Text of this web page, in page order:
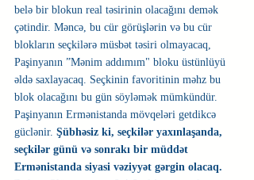
belə bir blokun real təsirinin olacağını demək
çətindir. Məncə, bu cür görüşlərin və bu cür
blokların seçkilərə müsbət təsiri olmayacaq,
Paşinyanın ”Mənim addımım" bloku üstünlüyü
əldə saxlayacaq. Seçkinin favoritinin məhz bu
blok olacağını bu gün söyləmək mümkündür.
Paşinyanın Ermənistanda mövqeləri getdikcə
güclənir. Şübhəsiz ki, seçkilər yaxınlaşanda,
seçkilər günü və sonrakı bir müddət
Ermənistanda siyasi vəziyyət gərgin olacaq.